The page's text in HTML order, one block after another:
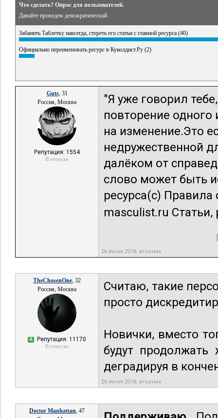
Что сделать? Опрос для пользователей.
Давайте проведем демократический
Забанить Таблетку навсегда, стереть его статьи с главной ресурса (40)
Официально переименовать ресурс в Куколдист.Ру (2)
Guts, 31
Россия, Москва
Репутация: 1554
В отпуске
"Я уже говорил
повторение одного
на изменение.Это
недружественной
далёком от
слово может быть
ресурса(с) Правила
masculist.ru Статьи,
26 июня 2018, вторник
TheChosenOne, 32
Россия, Москва
А Репутация: 11170
В отпуске
Считаю, такие
просто
Новички, вместо
будут
деградируя в
26 июня 2018, вторник
Doctor Manhattan, 47